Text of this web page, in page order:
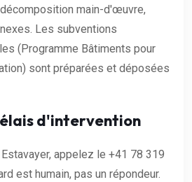
main-d'œuvre,
Les subventions
(Programme Bâtiments pour
sont préparées et déposées
d'intervention
appelez le +41 78 319
est humain, pas un répondeur.